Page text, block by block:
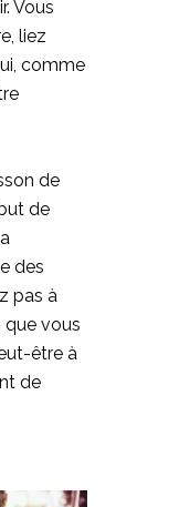
Vous
liez
comme
de
de
des
pas à
que vous
être à
de